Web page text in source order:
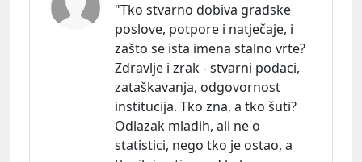
"Tko stvarno dobiva gradske
poslove, potpore i natječaje, i
zašto se ista imena stalno vrte?
Zdravlje i zrak - stvarni podaci,
zataškavanja, odgovornost
institucija. Tko zna, a tko šuti?
Odlazak mladih, ali ne o
statistici, nego tko je ostao, a